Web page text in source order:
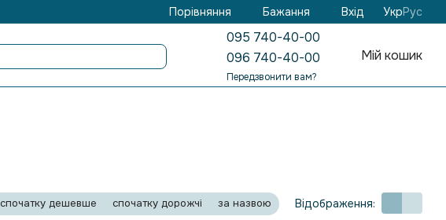
Порівняння Бажання Вхід УкрРус
095 740-40-00
096 740-40-00
Передзвонити вам?
Мій кошик
спочатку дешевше спочатку дорожчі за назвою Відображення: